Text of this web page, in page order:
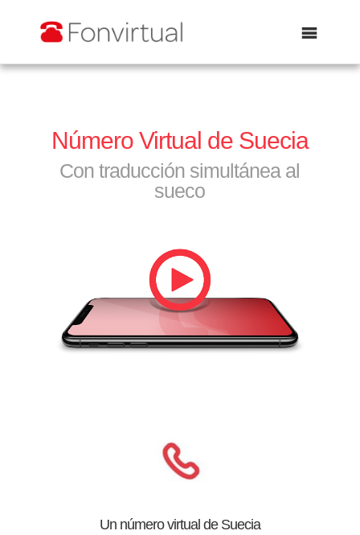
Abrir
Número Virtual de Suecia
Con traducción simultánea al
sueco
Un número virtual de Suecia